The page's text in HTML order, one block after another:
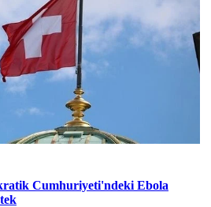
Cumhuriyeti'ndeki Ebola